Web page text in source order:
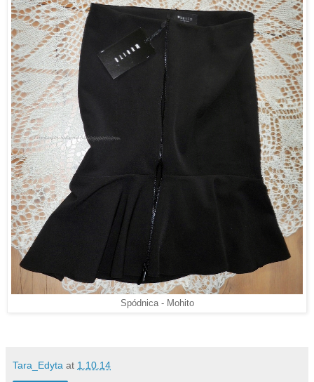
Spódnica - Mohito
Tara_Edyta at 1.10.14